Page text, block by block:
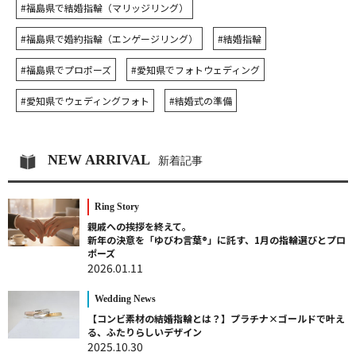
#福島県で結婚指輪（マリッジリング）
#福島県で婚約指輪（エンゲージリング） #結婚指輪
#福島県でプロポーズ #愛知県でフォトウェディング
#愛知県でウェディングフォト #結婚式の準備
NEW ARRIVAL 新着記事
Ring Story
親戚への挨拶を終えて。
新年の決意を「ゆびわ言葉®」に託す、1月の指輪選びとプロ
ポーズ
2026.01.11
Wedding News
【コンビ素材の結婚指輪とは？】プラチナ×ゴールドで叶え
る、ふたりらしいデザイン
2025.10.30